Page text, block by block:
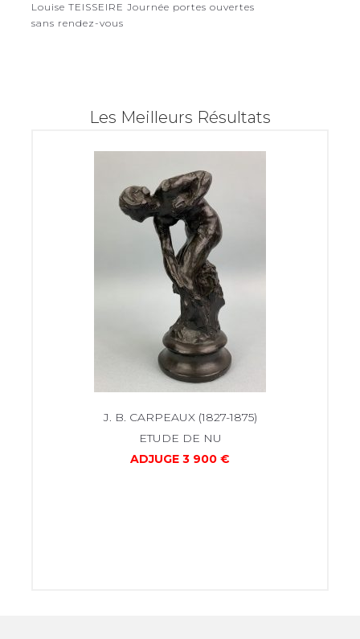
Louise TEISSEIRE Journée portes ouvertes
sans rendez-vous
Les Meilleurs Résultats
J. B. CARPEAUX (1827-1875)
ETUDE DE NU
ADJUGE 3 900 €